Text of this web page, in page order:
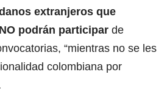
extranjeros que
podrán participar de
“mientras no se les
colombiana por